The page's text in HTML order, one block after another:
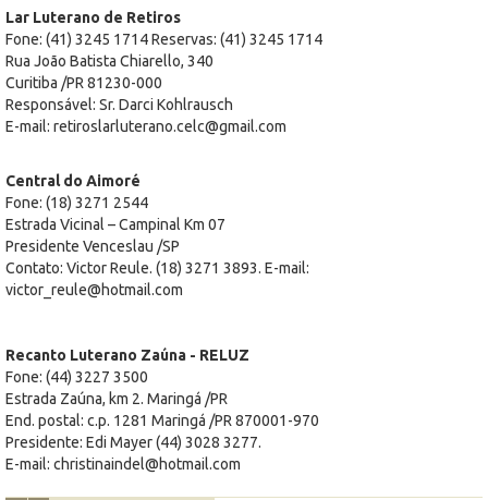
Lar Luterano de Retiros
Fone: (41) 3245 1714 Reservas: (41) 3245 1714
Rua João Batista Chiarello, 340
Curitiba /PR 81230-000
Responsável: Sr. Darci Kohlrausch
E-mail: retiroslarluterano.celc@gmail.com
Central do Aimoré
Fone: (18) 3271 2544
Estrada Vicinal – Campinal Km 07
Presidente Venceslau /SP
Contato: Victor Reule. (18) 3271 3893. E-mail:
victor_reule@hotmail.com
Recanto Luterano Zaúna - RELUZ
Fone: (44) 3227 3500
Estrada Zaúna, km 2. Maringá /PR
End. postal: c.p. 1281 Maringá /PR 870001-970
Presidente: Edi Mayer (44) 3028 3277.
E-mail: christinaindel@hotmail.com